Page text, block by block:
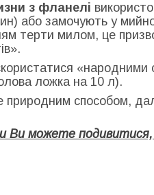
з фланелі
або замочують у
терти милом, це
«народними
ложка на 10 л).
природним способом,
Ви можете